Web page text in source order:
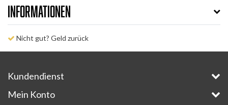
Informationen
Nicht gut? Geld zurück
Kundendienst
Mein Konto